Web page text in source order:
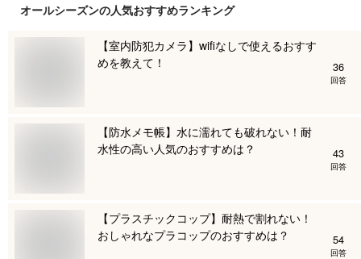
オールシーズンの人気おすすめランキング
【室内防犯カメラ】wifiなしで使えるおすす
めを教えて！
36
回答
【防水メモ帳】水に濡れても破れない！耐
水性の高い人気のおすすめは？
43
回答
【プラスチックコップ】耐熱で割れない！
おしゃれなプラコップのおすすめは？
54
回答